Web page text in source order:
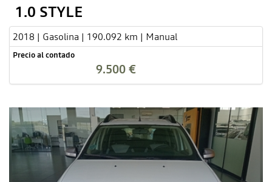
1.0 STYLE
2018 | Gasolina | 190.092 km | Manual
Precio al contado
9.500 €